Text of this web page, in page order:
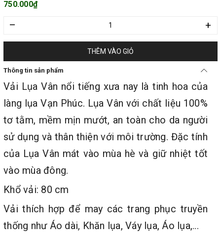
750.000₫
– +
THÊM VÀO GIỎ
Thông tin sản phẩm
Vải Lụa Vân nổi tiếng xưa nay là tinh hoa của
làng lụa Vạn Phúc. Lụa Vân với chất liệu 100%
tơ tằm, mềm mịn mướt, an toàn cho da người
sử dụng và thân thiện với môi trường. Đặc tính
của Lụa Vân mát vào mùa hè và giữ nhiệt tốt
vào mùa đông.
Khổ vải: 80 cm
Vải thích hợp để may các trang phục truyền
thống như Áo dài, Khăn lụa, Váy lụa, Áo lụa,...